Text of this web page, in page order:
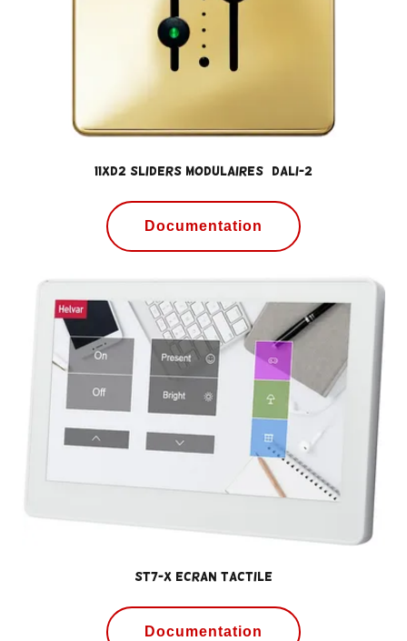
11xD2 Sliders modulaires (DALI-2
Documentation
ST7-X ECRAN TACTILE
Documentation